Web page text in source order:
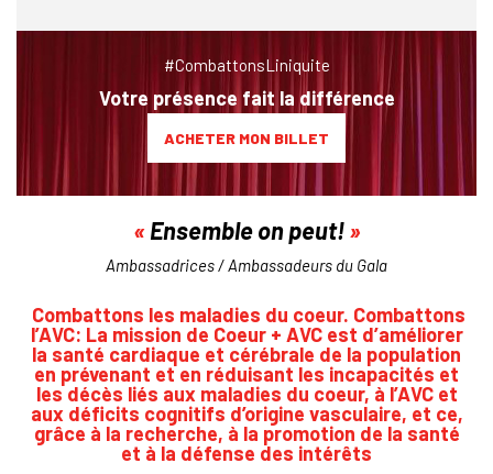
#CombattonsLiniquite
Votre présence fait la différence
ACHETER MON BILLET
Ensemble on peut!
Ambassadrices / Ambassadeurs du Gala
Combattons les maladies du coeur. Combattons
l’AVC: La mission de Coeur + AVC est d’améliorer
la santé cardiaque et cérébrale de la population
en prévenant et en réduisant les incapacités et
les décès liés aux maladies du coeur, à l’AVC et
aux déficits cognitifs d’origine vasculaire, et ce,
grâce à la recherche, à la promotion de la santé
et à la défense des intérêts